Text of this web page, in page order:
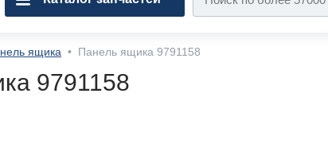
ящика • Панель ящика 9791158
9791158